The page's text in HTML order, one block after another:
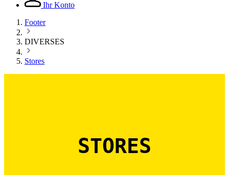
Ihr Konto
Footer
DIVERSES
Stores
STORES